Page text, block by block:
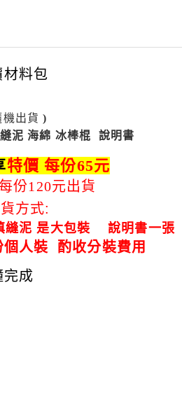
料包
機出貨)
泥 海綿 冰棒棍 說明書
特價每份65元
份120元出貨
方式:
大包裝 說明書一
酌收分裝費用
完成